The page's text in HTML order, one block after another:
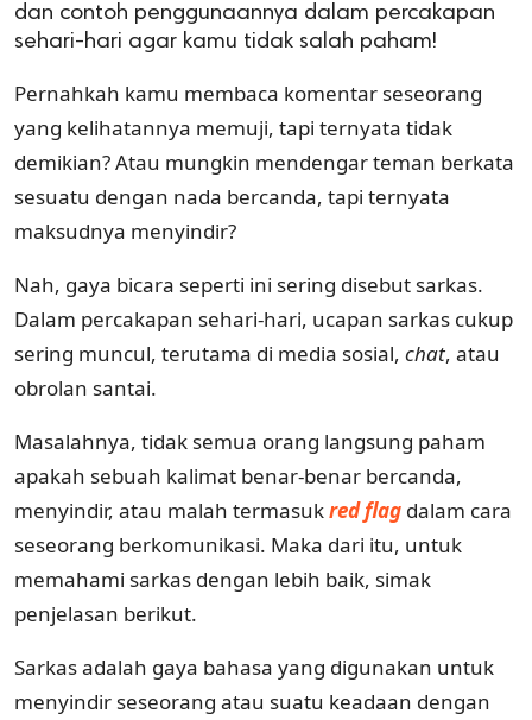
dan contoh penggunaannya dalam percakapan
sehari-hari agar kamu tidak salah paham!
Pernahkah kamu membaca komentar seseorang
yang kelihatannya memuji, tapi ternyata tidak
demikian? Atau mungkin mendengar teman berkata
sesuatu dengan nada bercanda, tapi ternyata
maksudnya menyindir?
Nah, gaya bicara seperti ini sering disebut sarkas.
Dalam percakapan sehari-hari, ucapan sarkas cukup
sering muncul, terutama di media sosial, chat, atau
obrolan santai.
Masalahnya, tidak semua orang langsung paham
apakah sebuah kalimat benar-benar bercanda,
menyindir, atau malah termasukred flag dalam cara
seseorang berkomunikasi. Maka dari itu, untuk
memahami sarkas dengan lebih baik, simak
penjelasan berikut.
Sarkas adalah gaya bahasa yang digunakan untuk
menyindir seseorang atau suatu keadaan dengan